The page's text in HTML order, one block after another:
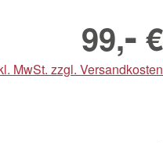
99,- €
MwSt. zzgl. Versandkosten